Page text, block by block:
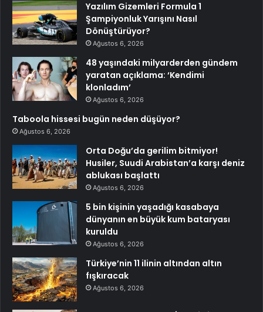
Yazılım Gizemleri Formula 1
Şampiyonluk Yarışını Nasıl
Dönüştürüyor?
Ağustos 6, 2026
48 yaşındaki milyarderden gündem
yaratan açıklama: ‘Kendimi
klonladım’
Ağustos 6, 2026
Taboola hissesi bugün neden düşüyor?
Ağustos 6, 2026
Orta Doğu’da gerilim bitmiyor!
Husiler, Suudi Arabistan’a karşı deniz
ablukası başlattı
Ağustos 6, 2026
5 bin kişinin yaşadığı kasabaya
dünyanın en büyük kum bataryası
kuruldu
Ağustos 6, 2026
Türkiye’nin 11 ilinin altından altın
fışkıracak
Ağustos 6, 2026